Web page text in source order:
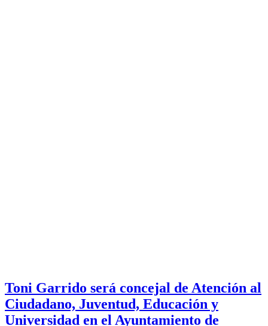
Toni Garrido será concejal de Atención al
Ciudadano, Juventud, Educación y
Universidad en el Ayuntamiento de